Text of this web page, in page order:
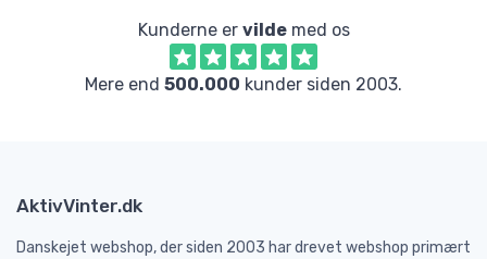
Kunderne er vildemed os
Mere end 500.000 kunder siden 2003.
AktivVinter.dk
Danskejet webshop, der siden 2003 har drevet webshop primært